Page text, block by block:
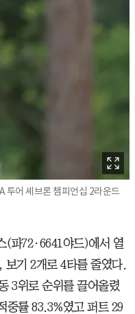
투어 셰브론 챔피언십 2라운드
(파72·6641야드)에서 열
보기 2개로 4타를 줄였다.
3위로 순위를 끌어올렸
중률 83.3%였고 퍼트 29